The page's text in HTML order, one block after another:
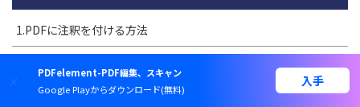
PDFelement-PDF編集、スキャン
Google Playからダウンロード(無料)
入手
1.PDFに注釈を付ける方法
3.エリアハイライトをつける